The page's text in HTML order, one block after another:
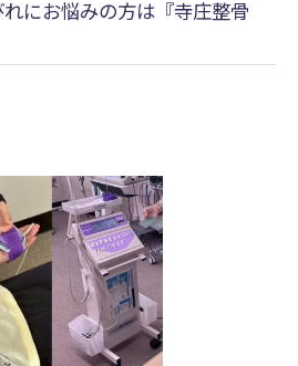
にお悩みの方は『寺庄整骨